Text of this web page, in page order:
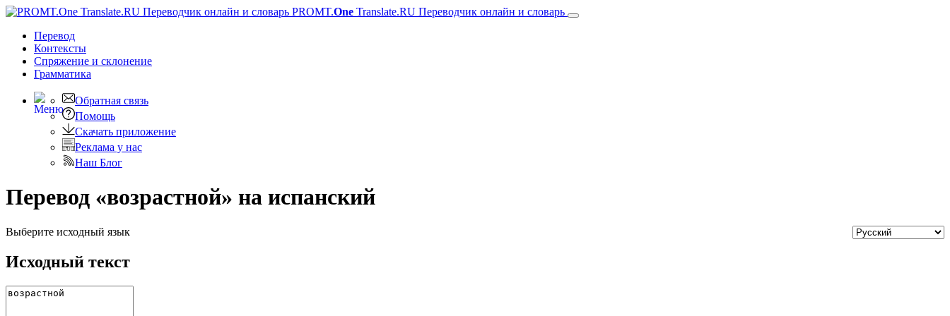
PROMT.One Translate.RU Переводчик онлайн и словарь
Перевод
Контексты
Спряжение и склонение
Грамматика
Обратная связь
Помощь
Скачать приложение
Реклама у нас
Наш Блог
Перевод «возрастной» на испанский
Выберите исходный язык
Исходный текст